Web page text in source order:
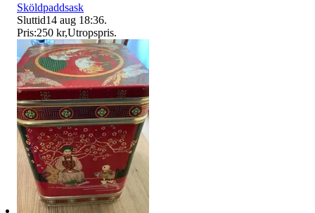
Sköldpaddsask
Sluttid14 aug 18:36.
Pris:250 kr,Utropspris.